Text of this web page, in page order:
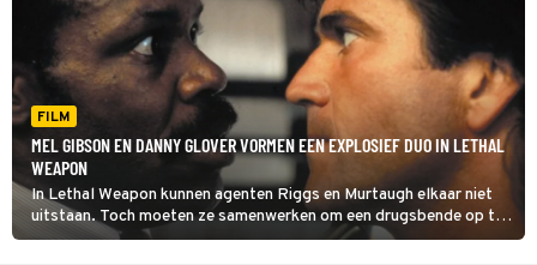
FILM
MEL GIBSON EN DANNY GLOVER VORMEN EEN EXPLOSIEF DUO IN LETHAL
WEAPON
In Lethal Weapon kunnen agenten Riggs en Murtaugh elkaar niet
uitstaan. Toch moeten ze samenwerken om een drugsbende op te
rollen.